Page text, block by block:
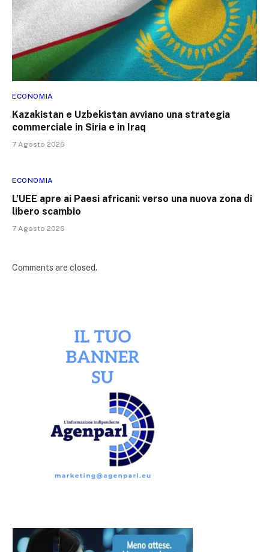
ECONOMIA
Kazakistan e Uzbekistan avviano una strategia
commerciale in Siria e in Iraq
7 Agosto 2026
ECONOMIA
L’UEE apre ai Paesi africani: verso una nuova zona di
libero scambio
7 Agosto 2026
Comments are closed.